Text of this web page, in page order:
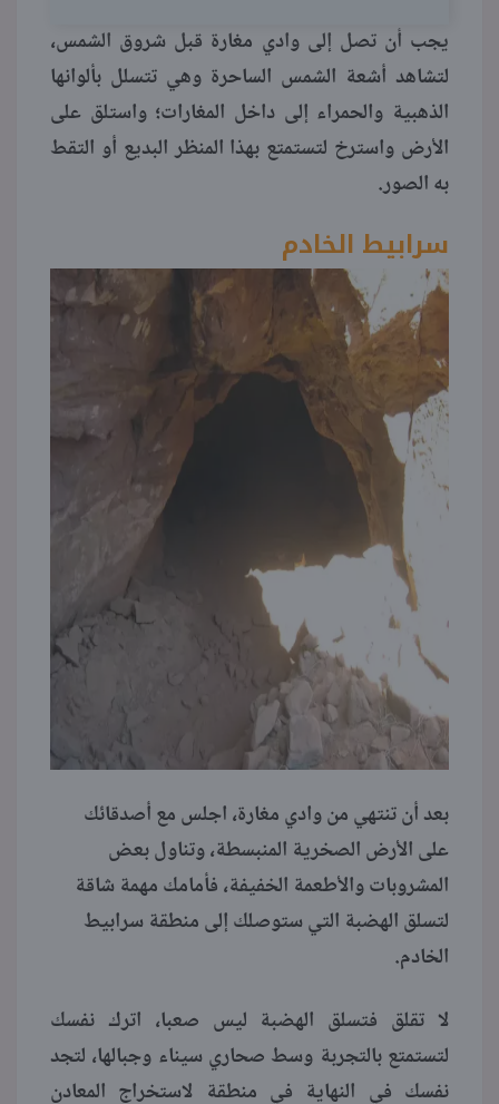
يجب أن تصل إلى وادي مغارة قبل شروق الشمس،
لتشاهد أشعة الشمس الساحرة وهي تتسلل بألوانها
الذهبية والحمراء إلى داخل المغارات؛ واستلق على
الأرض واسترخ لتستمتع بهذا المنظر البديع أو التقط
به الصور.
سرابيط الخادم
بعد أن تنتهي من وادي مغارة، اجلس مع أصدقائك
على الأرض الصخرية المنبسطة، وتناول بعض
المشروبات والأطعمة الخفيفة، فأمامك مهمة شاقة
لتسلق الهضبة التي ستوصلك إلى منطقة سرابيط
الخادم.
لا تقلق فتسلق الهضبة ليس صعبا، اترك نفسك
لتستمتع بالتجربة وسط صحاري سيناء وجبالها، لتجد
نفسك في النهاية في منطقة لاستخراج المعادن